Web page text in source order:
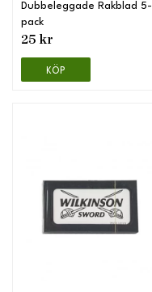
Dubbeleggade Rakblad 5-
pack
25 kr
KÖP